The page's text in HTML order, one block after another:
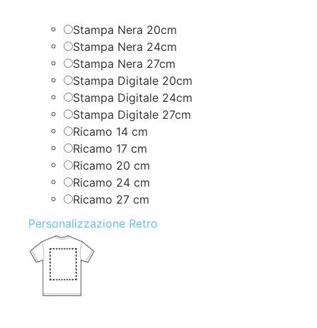
Stampa Nera 20cm
Stampa Nera 24cm
Stampa Nera 27cm
Stampa Digitale 20cm
Stampa Digitale 24cm
Stampa Digitale 27cm
Ricamo 14 cm
Ricamo 17 cm
Ricamo 20 cm
Ricamo 24 cm
Ricamo 27 cm
Personalizzazione Retro